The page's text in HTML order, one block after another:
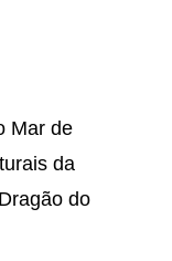
Mar de
da
do